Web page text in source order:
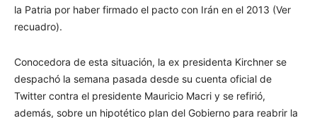
la Patria por haber firmado el pacto con Irán en el 2013 (Ver
recuadro).
Conocedora de esta situación, la ex presidenta Kirchner se
despachó la semana pasada desde su cuenta oficial de
Twitter contra el presidente Mauricio Macri y se refirió,
además, sobre un hipotético plan del Gobierno para reabrir la